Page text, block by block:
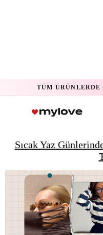
TÜM
Sıcak Yaz